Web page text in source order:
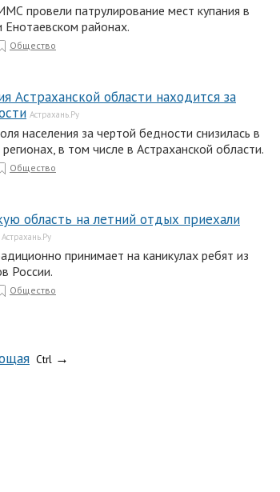
провели патрулирование мест купания в
Енотаевском районах.
Общество
Астраханской области находится за
Астрахань.Ру
населения за чертой бедности снизилась в
в том числе в Астраханской области.
Общество
область на летний отдых приехали
Астрахань.Ру
принимает на каникулах ребят из
России.
Общество
Ctrl →